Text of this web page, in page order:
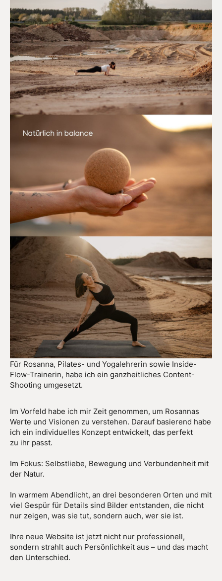
Für Rosanna, Pilates- und Yogalehrerin sowie Inside-
Flow-Trainerin, habe ich ein ganzheitliches Content-
Shooting umgesetzt.
Im Vorfeld habe ich mir Zeit genommen, um Rosannas
Werte und Visionen zu verstehen. Darauf basierend habe
ich ein individuelles Konzept entwickelt, das perfekt
zu ihr passt.
Im Fokus: Selbstliebe, Bewegung und Verbundenheit mit
der Natur.
In warmem Abendlicht, an drei besonderen Orten und mit
viel Gespür für Details sind Bilder entstanden, die nicht
nur zeigen, was sie tut, sondern auch, wer sie ist.
Ihre neue Website ist jetzt nicht nur professionell,
sondern strahlt auch Persönlichkeit aus – und das macht
den Unterschied.